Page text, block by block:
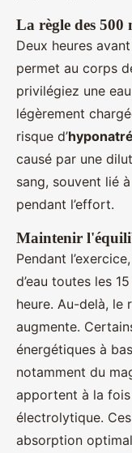
La règle des
Deux heures
permet au corps
privilégiez une
légèrement
risque d’
causé par une
sang, souvent lié
pendant l’effort.
Maintenir
Pendant
d’eau toutes les
heure. Au-delà, le
augmente.
énergétiques à
notamment du
apportent à la fois
électrolytique.
absorption